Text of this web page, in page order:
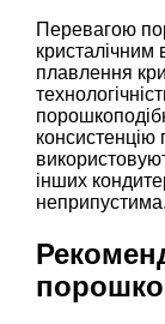
Перевагою
кристалічним
плавлення
консистенцію
інших
неприпустима.